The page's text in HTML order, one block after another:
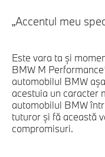
„Accentul meu
Este vara ta şi
BMW M
automobilul BMW
acestuia un caracter
automobilul BMW
tuturor şi fă această
compromisuri.